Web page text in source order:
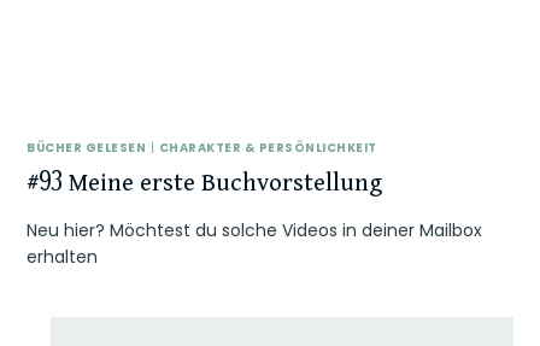
BÜCHER GELESEN CHARAKTER & PERSÖNLICHKEIT
#93 Meine erste Buchvorstellung
Neu hier? Möchtest du solche Videos in deiner Mailbox
erhalten